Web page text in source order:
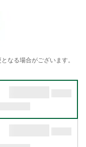
なる場合がございます。